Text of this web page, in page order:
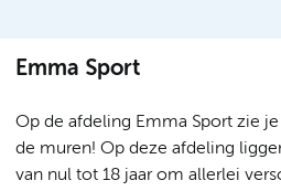
Emma Sport
Op de afdeling Emma Sport zie
de muren! Op deze afdeling
van nul tot 18 jaar om allerlei